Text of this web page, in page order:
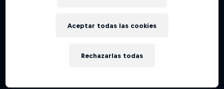
Rechazarlas todas
Aceptar todas las cookies